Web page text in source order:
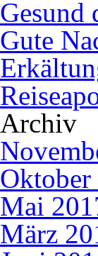
Gesund
Gute
Archiv
Oktober
Mai
März